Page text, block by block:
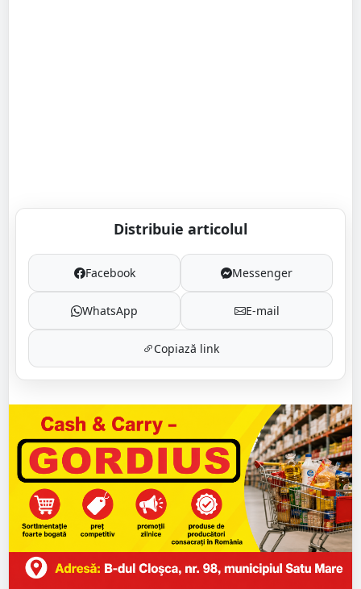
Distribuie articolul
Facebook Messenger
WhatsApp E-mail
Copiază link